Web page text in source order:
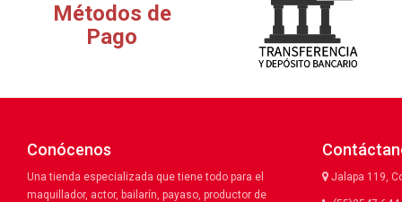
Métodos de
Pago
Conócenos
Una tienda especializada que tiene todo para el
maquillador, actor, bailarín, payaso, productor de
Jalapa 119,